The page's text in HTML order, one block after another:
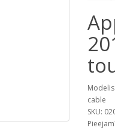
cable
SKU: